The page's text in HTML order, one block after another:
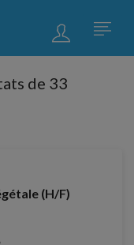
de 33
(H/F)